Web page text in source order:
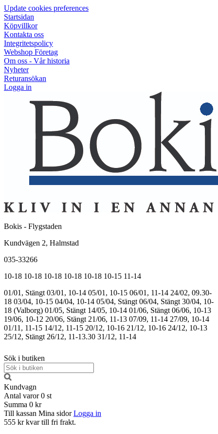
Update cookies preferences
Startsidan
Köpvillkor
Kontakta oss
Integritetspolicy
Webshop Företag
Om oss - Vår historia
Nyheter
Returansökan
Logga in
Bokis - Flygstaden
Kundvägen 2, Halmstad
035-33266
10-18 10-18 10-18 10-18 10-18 10-15 11-14
01/01, Stängt 03/01, 10-14 05/01, 10-15 06/01, 11-14 24/02, 09.30-
18 03/04, 10-15 04/04, 10-14 05/04, Stängt 06/04, Stängt 30/04, 10-
18 (Valborg) 01/05, Stängt 14/05, 10-14 01/06, Stängt 06/06, 10-13
19/06, 10-12 20/06, Stängt 21/06, 11-13 07/09, 11-14 27/09, 10-14
01/11, 11-15 14/12, 11-15 20/12, 10-16 21/12, 10-16 24/12, 10-13
25/12, Stängt 26/12, 11-13.30 31/12, 11-14
Sök i butiken
Kundvagn
Antal varor 0 st
Summa 0 kr
Till kassan Mina sidor Logga in
555 kr kvar till fri frakt.